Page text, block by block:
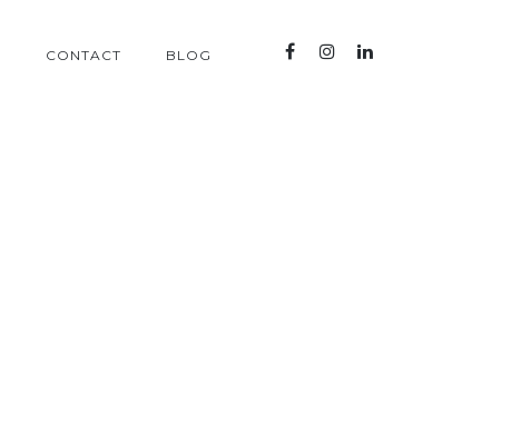
CONTACT BLOG